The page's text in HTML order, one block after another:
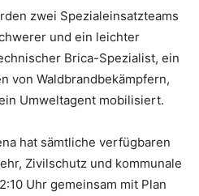
zwei Spezialeinsatzteams
und ein leichter
Brica-Spezialist, ein
von Waldbrandbekämpfern,
Umweltagent mobilisiert.
hat sämtliche verfügbaren
Zivilschutz und kommunale
Uhr gemeinsam mit Plan